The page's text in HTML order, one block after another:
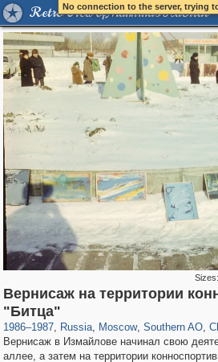
Retro View of Mankind's Habitat
No connection to the server, trying
Вернисаж на территории
"Битца"
1986–1987, Russia, Moscow
319,968
, Southern AO,
Вернисаж в Измайлове начинал свою
аллее, а затем на территории